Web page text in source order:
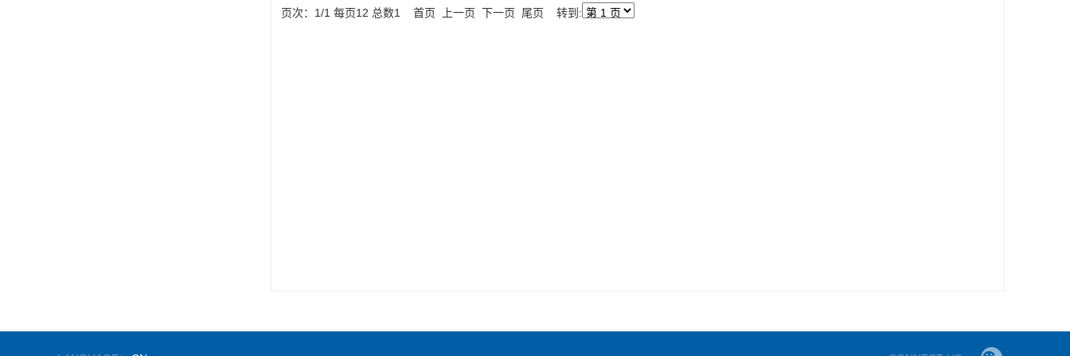
页次：1/1 每页12 总数1 首页 上一页 下一页 尾页 转到: